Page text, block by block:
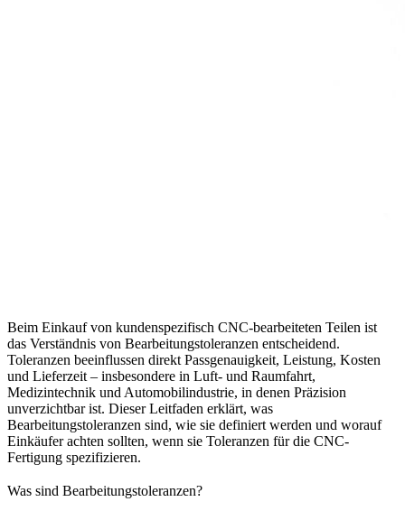
Beim Einkauf von kundenspezifisch CNC-bearbeiteten Teilen ist
das Verständnis von Bearbeitungstoleranzen entscheidend.
Toleranzen beeinflussen direkt Passgenauigkeit, Leistung, Kosten
und Lieferzeit – insbesondere in Luft- und Raumfahrt,
Medizintechnik und Automobilindustrie, in denen Präzision
unverzichtbar ist. Dieser Leitfaden erklärt, was
Bearbeitungstoleranzen sind, wie sie definiert werden und worauf
Einkäufer achten sollten, wenn sie Toleranzen für die CNC-
Fertigung spezifizieren.
Was sind Bearbeitungstoleranzen?